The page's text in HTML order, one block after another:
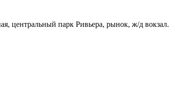
центральный парк Ривьера, рынок, ж/д вокзал.